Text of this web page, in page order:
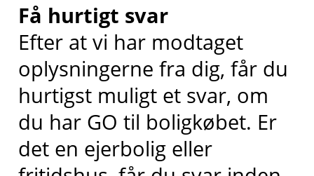
Få hurtigt svar
Efter at vi har modtaget
oplysningerne fra dig, får du
hurtigst muligt et svar, om
du har GO til boligkøbet. Er
det en ejerbolig eller